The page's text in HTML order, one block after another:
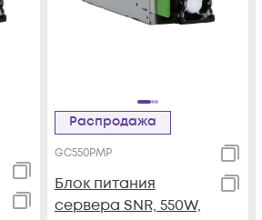
Распродажа
GC550PMP
Блок питания
сервера SNR, 550W,